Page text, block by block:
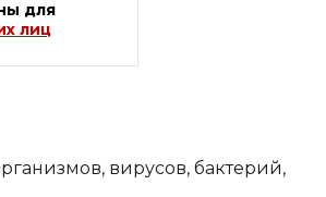
для
лиц
вирусов, бактерий,